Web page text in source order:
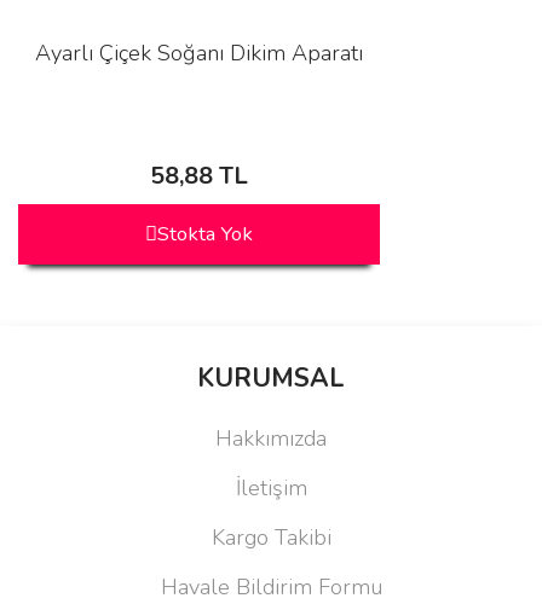
Ayarlı Çiçek Soğanı Dikim Aparatı
58,88 TL
Stokta Yok
KURUMSAL
Hakkımızda
İletişim
Kargo Takibi
Havale Bildirim Formu